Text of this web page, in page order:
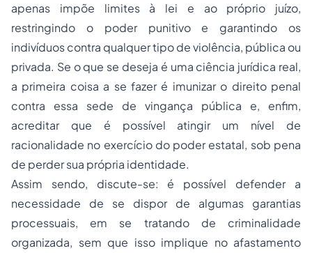
apenas impõe limites à lei e ao próprio juízo,
restringindo o poder punitivo e garantindo os
indivíduos contra qualquer tipo de violência, pública ou
privada. Se o que se deseja é uma ciência jurídica real,
a primeira coisa a se fazer é imunizar o direito penal
contra essa sede de vingança pública e, enfim,
acreditar que é possível atingir um nível de
racionalidade no exercício do poder estatal, sob pena
de perder sua própria identidade.
Assim sendo, discute-se: é possível defender a
necessidade de se dispor de algumas garantias
processuais, em se tratando de criminalidade
organizada, sem que isso implique no afastamento